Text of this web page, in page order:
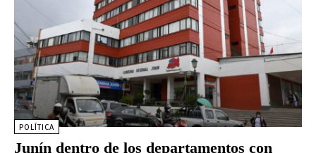
POLÍTICA
Junín dentro de los departamentos con